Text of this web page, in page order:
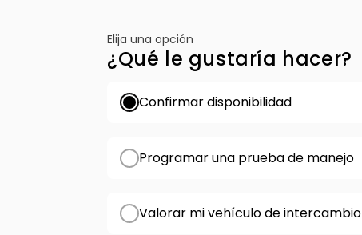
Elija una opción
¿Qué le gustaría hacer?
Confirmar disponibilidad
Programar una prueba de manejo
Valorar mi vehículo de intercambio